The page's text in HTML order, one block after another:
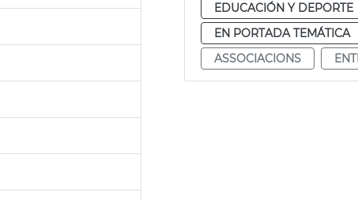
EDUCACIÓN Y DEPORTE
EN PORTADA TEMÁTICA
ASSOCIACIONS